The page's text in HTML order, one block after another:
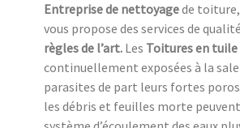
Entreprise de nettoyagede
vous propose des services de
règles de l’art. Les Toitures en tuile
continuellement exposées à la
parasites de part leurs fortes
les débris et feuilles morte